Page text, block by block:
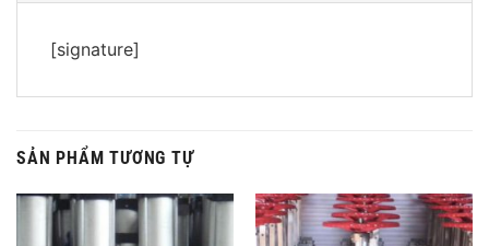
[signature]
SẢN PHẨM TƯƠNG TỰ